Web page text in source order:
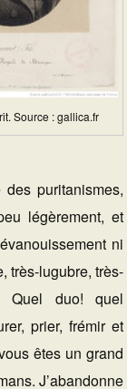
Source : gallica.fr
puritanismes,
légèrement, et
ni
très-lugubre, très-
Quel duo! quel
prier, frémir et
êtes un grand
J’abandonne